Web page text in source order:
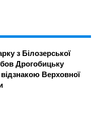
з Білозерської
Дрогобицьку
Верховної